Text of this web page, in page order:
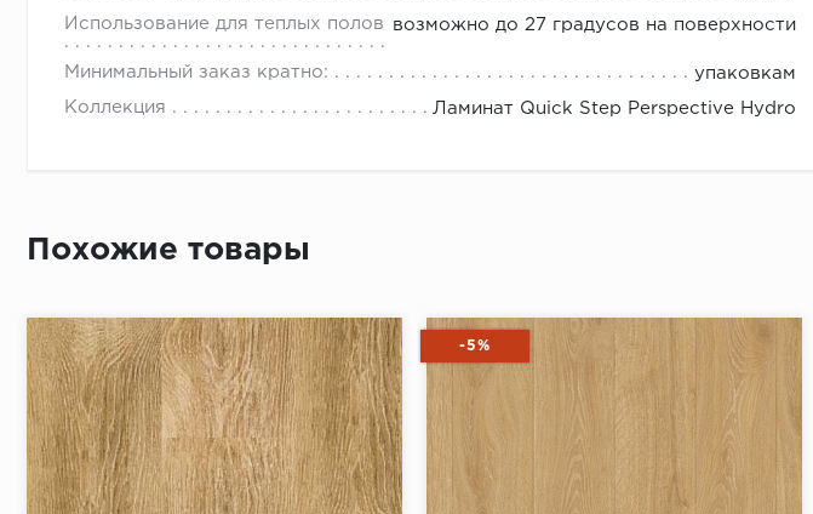
Использование для теплых полов возможно до 27 градусов на поверхности
Минимальный заказ кратно: упаковкам
Коллекция Ламинат Quick Step Perspective Hydro
Похожие товары
-5%